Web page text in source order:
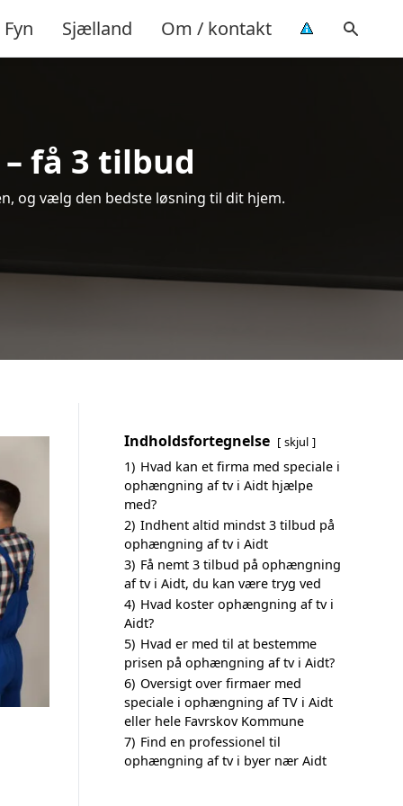
Fyn Sjælland Om / kontakt
få 3 tilbud
og vælg den bedste løsning til dit hjem.
Indholdsfortegnelse skjul
1) Hvad kan et firma med speciale i
ophængning af tv i Aidt hjælpe
med?
2) Indhent altid mindst 3 tilbud på
ophængning af tv i Aidt
3) Få nemt 3 tilbud på ophængning
af tv i Aidt, du kan være tryg ved
4) Hvad koster ophængning af tv i
Aidt?
5) Hvad er med til at bestemme
prisen på ophængning af tv i Aidt?
6) Oversigt over firmaer med
speciale i ophængning af TV i Aidt
eller hele Favrskov Kommune
7) Find en professionel til
ophængning af tv i byer nær Aidt